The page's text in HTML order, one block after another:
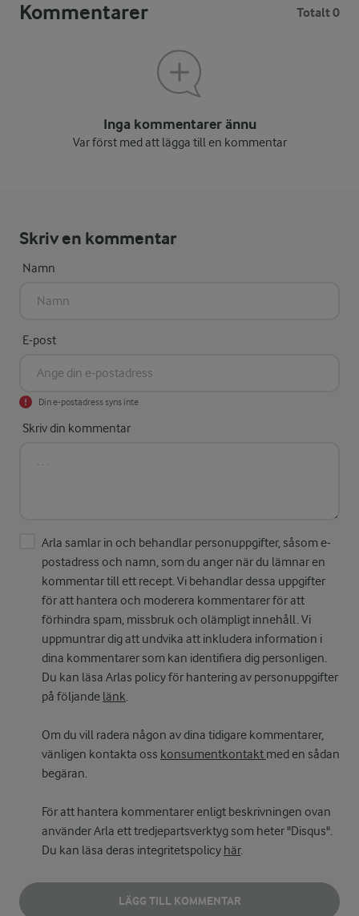
Kommentarer Totalt 0
Inga kommentarer ännu
Var först med att lägga till en kommentar
Skriv en kommentar
Namn
E-post
Din e-postadress syns inte
Skriv din kommentar
Arla samlar in och behandlar personuppgifter, såsom e-
postadress och namn, som du anger när du lämnar en
kommentar till ett recept. Vi behandlar dessa uppgifter
för att hantera och moderera kommentarer för att
förhindra spam, missbruk och olämpligt innehåll. Vi
uppmuntrar dig att undvika att inkludera information i
dina kommentarer som kan identifiera dig personligen.
Du kan läsa Arlas policy för hantering av personuppgifter
på följande länk.
Om du vill radera någon av dina tidigare kommentarer,
vänligen kontakta oss konsumentkontakt med en sådan
begäran.
För att hantera kommentarer enligt beskrivningen ovan
använder Arla ett tredjepartsverktyg som heter "Disqus".
Du kan läsa deras integritetspolicy här.
LÄGG TILL KOMMENTAR